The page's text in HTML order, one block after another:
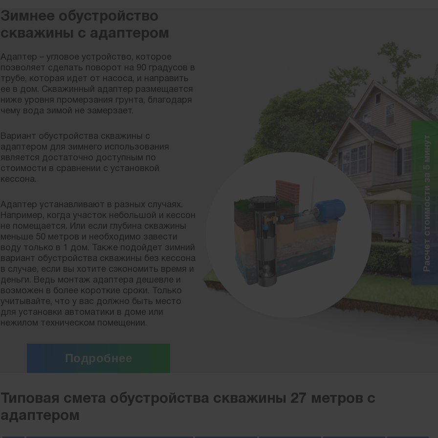
Зимнее обустройство
скважины с адаптером
Адаптер – угловое устройство, которое
позволяет сделать поворот на 90 градусов в
трубе, которая идет от насоса, и направить
ее в дом. Скважинный адаптер размещается
ниже уровня промерзания грунта, благодаря
чему вода зимой не замерзает.
Вариант обустройства скважины с
адаптером для зимнего использования
является достаточно доступным по
стоимости в сравнении с установкой
кессона.
Адаптер устанавливают в разных случаях.
Например, когда участок небольшой и кессон
не помещается. Или если глубина скважины
меньше 50 метров и необходимо завести
воду только в 1 дом. Также подойдет зимний
вариант обустройства скважины без кессона
в случае, если вы хотите сэкономить время и
деньги. Ведь монтаж адаптера дешевле и
возможен в более короткие сроки. Только
учитывайте, что у вас должно быть место
для установки автоматики в доме или
нежилом техническом помещении.
Подробнее
Типовая смета обустройства скважины 27 метров с
адаптером
Расчет стоимости за 5 минут